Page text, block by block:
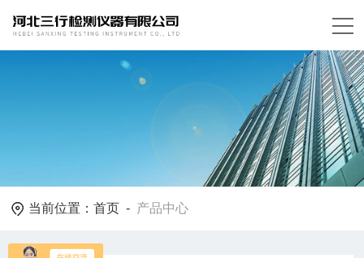
当前位置：首页 - 产品中心